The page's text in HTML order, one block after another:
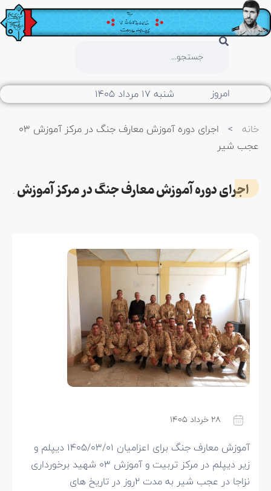
امروز شنبه ۱۷ مرداد ۱۴۰۵
خانه >
اجرای دوره آموزش معارف جنگ در مرکز آموزش ۰۳
عجب شیر
اجرای دوره آموزش معارف جنگ در مرکز آموزش ۰۳ عجب شیر
۲۸ خرداد ۱۴۰۵
آموزش معارف جنگ برای اعزامیان ۱۴۰۵/۰۳/۰۱ دیپلم و
زیر دیپلم در مرکز تربیت و آموزش ۰۳ شهید برخورداری
نزاجا در عجب شیر به مدت ۲روز در تاریخ های